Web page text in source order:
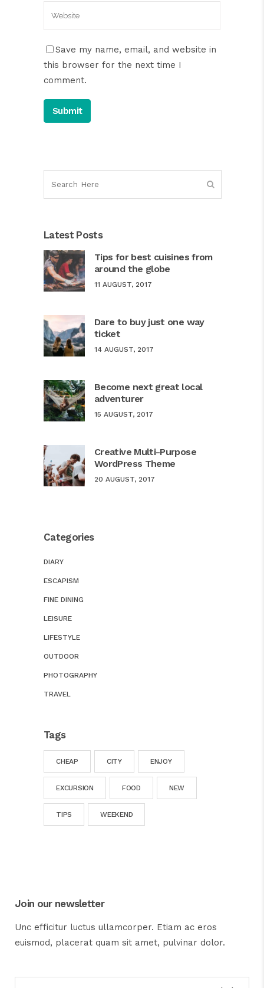
Save my name, email, and website in
this browser for the next time I
comment.
Latest Posts
Tips for best cuisines from
around the globe
11 AUGUST, 2017
Dare to buy just one way
ticket
14 AUGUST, 2017
Become next great local
adventurer
15 AUGUST, 2017
Creative Multi-Purpose
WordPress Theme
20 AUGUST, 2017
Categories
DIARY
ESCAPISM
FINE DINING
LEISURE
LIFESTYLE
OUTDOOR
PHOTOGRAPHY
TRAVEL
Tags
CHEAP CITY ENJOY
EXCURSION FOOD NEW
TIPS WEEKEND
Join our newsletter
Unc efficitur luctus ullamcorper. Etiam ac eros
euismod, placerat quam sit amet, pulvinar dolor.